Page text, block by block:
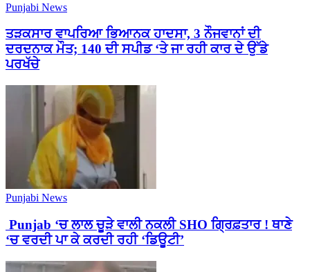
Punjabi News
ਤੜਕਸਾਰ ਵਾਪਰਿਆ ਭਿਆਨਕ ਹਾਦਸਾ, 3 ਨੌਜਵਾਨਾਂ ਦੀ
ਦਰਦਨਾਕ ਮੌਤ; 140 ਦੀ ਸਪੀਡ ‘ਤੇ ਜਾ ਰਹੀ ਕਾਰ ਦੇ ਉੱਡੇ
ਪਰਖੱਚੇ
Punjabi News
Punjab ‘ਚ ਲਾਲ ਚੂੜੇ ਵਾਲੀ ਨਕਲੀ SHO ਗ੍ਰਿਫ਼ਤਾਰ ! ਥਾਣੇ
‘ਚ ਵਰਦੀ ਪਾ ਕੇ ਕਰਦੀ ਰਹੀ ‘ਡਿਊਟੀ’